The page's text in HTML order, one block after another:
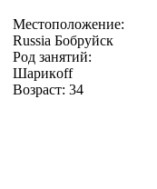
Местоположение:
Russia Бобруйск
Род занятий:
Шарикoff
Возраст: 34